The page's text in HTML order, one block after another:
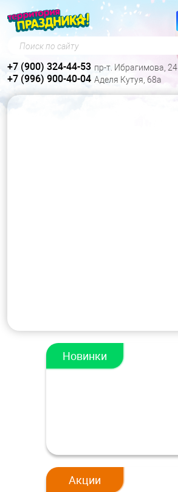
Поиск по сайту
+7 (900) 324-44-53 пр-т. Ибрагимова, 24
+7 (996) 900-40-04 Аделя Кутуя, 68а
Новинки
Акции